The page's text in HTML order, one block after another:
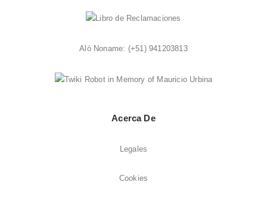
Aló Noname: (+51) 941203813
Acerca De
Legales
Cookies